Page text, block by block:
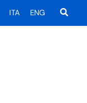
ITA ENG Cerca